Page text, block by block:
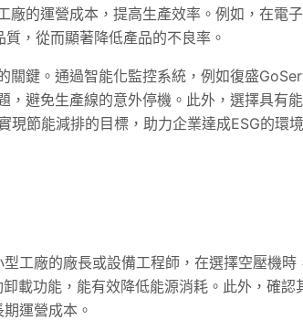
的運營成本，提高生產效率。例如，在電
，從而顯著降低產品的不良率。
關鍵。通過智能化監控系統，例如復盛
避免生產線的意外停機。此外，選擇具有
節能減排的目標，助力企業達成ESG的環
工廠的廠長或設備工程師，在選擇空壓機時
載功能，能有效降低能源消耗。此外，確認
運營成本。